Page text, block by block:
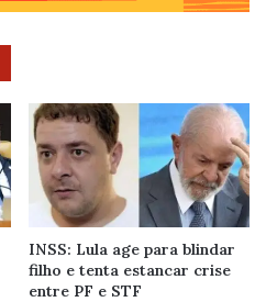
INSS: Lula age para blindar
filho e tenta estancar crise
entre PF e STF